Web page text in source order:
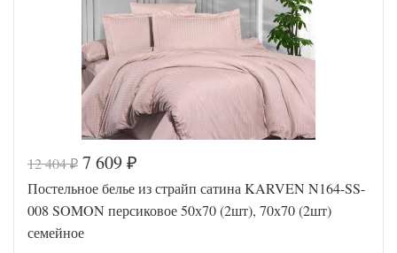
Код товара
570-369
Артикул
FIR1256
74
Ткань
12 404₽ 7 609 ₽
Постельное белье из страйп сатина KARVEN N164-SS-
008 SOMON персиковое 50х70 (2шт), 70х70 (2шт)
семейное